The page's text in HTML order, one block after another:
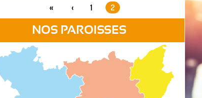
« ‹ 1 2
NOS PAROISSES